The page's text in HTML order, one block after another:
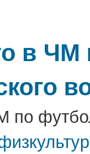
в ЧМ